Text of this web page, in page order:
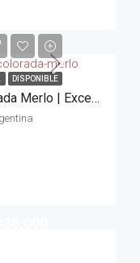
DISPONIBLE
Lote en venta en Barranca Colorada Merlo | Excelente Zona 838m²